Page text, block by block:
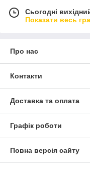
Сьогодні
Показати весь
Про нас
Контакти
Доставка та оплата
Графік роботи
Повна версія сайту